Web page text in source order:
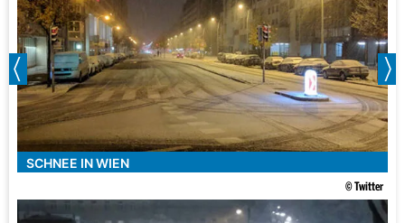
SCHNEE IN WIEN
© Twitter